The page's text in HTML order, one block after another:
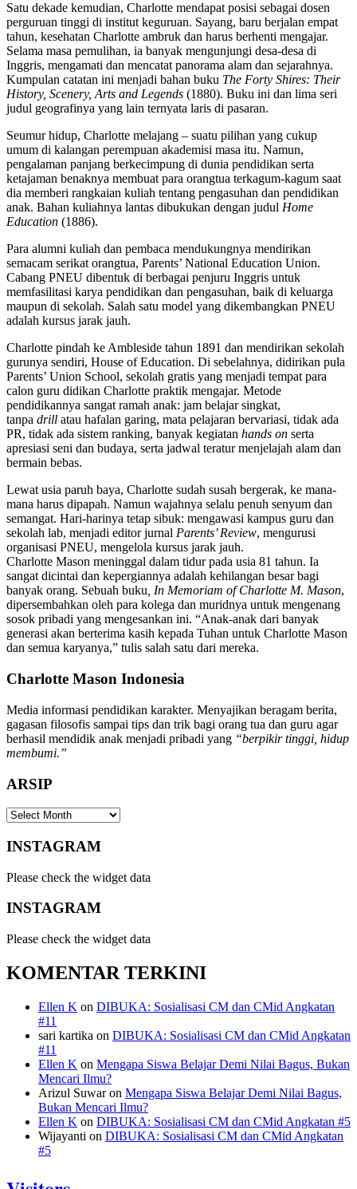
Satu dekade kemudian, Charlotte mendapat posisi sebagai dosen
perguruan tinggi di institut keguruan. Sayang, baru berjalan empat
tahun, kesehatan Charlotte ambruk dan harus berhenti mengajar.
Selama masa pemulihan, ia banyak mengunjungi desa-desa di
Inggris, mengamati dan mencatat panorama alam dan sejarahnya.
Kumpulan catatan ini menjadi bahan buku The Forty Shires: Their
History, Scenery, Arts and Legends (1880). Buku ini dan lima seri
judul geografinya yang lain ternyata laris di pasaran.
Seumur hidup, Charlotte melajang – suatu pilihan yang cukup
umum di kalangan perempuan akademisi masa itu. Namun,
pengalaman panjang berkecimpung di dunia pendidikan serta
ketajaman benaknya membuat para orangtua terkagum-kagum saat
dia memberi rangkaian kuliah tentang pengasuhan dan pendidikan
anak. Bahan kuliahnya lantas dibukukan dengan judul Home
Education (1886).
Para alumni kuliah dan pembaca mendukungnya mendirikan
semacam serikat orangtua, Parents’ National Education Union.
Cabang PNEU dibentuk di berbagai penjuru Inggris untuk
memfasilitasi karya pendidikan dan pengasuhan, baik di keluarga
maupun di sekolah. Salah satu model yang dikembangkan PNEU
adalah kursus jarak jauh.
Charlotte pindah ke Ambleside tahun 1891 dan mendirikan sekolah
gurunya sendiri, House of Education. Di sebelahnya, didirikan pula
Parents’ Union School, sekolah gratis yang menjadi tempat para
calon guru didikan Charlotte praktik mengajar. Metode
pendidikannya sangat ramah anak: jam belajar singkat,
tanpa drill atau hafalan garing, mata pelajaran bervariasi, tidak ada
PR, tidak ada sistem ranking, banyak kegiatan hands on serta
apresiasi seni dan budaya, serta jadwal teratur menjelajah alam dan
bermain bebas.
Lewat usia paruh baya, Charlotte sudah susah bergerak, ke mana-
mana harus dipapah. Namun wajahnya selalu penuh senyum dan
semangat. Hari-harinya tetap sibuk: mengawasi kampus guru dan
sekolah lab, menjadi editor jurnal Parents’ Review, mengurusi
organisasi PNEU, mengelola kursus jarak jauh.
Charlotte Mason meninggal dalam tidur pada usia 81 tahun. Ia
sangat dicintai dan kepergiannya adalah kehilangan besar bagi
banyak orang. Sebuah buku , In Memoriam of Charlotte M. Mason,
dipersembahkan oleh para kolega dan muridnya untuk mengenang
sosok pribadi yang mengesankan ini. “Anak-anak dari banyak
generasi akan berterima kasih kepada Tuhan untuk Charlotte Mason
dan semua karyanya,” tulis salah satu dari mereka.
Charlotte Mason Indonesia
Media informasi pendidikan karakter. Menyajikan beragam berita,
gagasan filosofis sampai tips dan trik bagi orang tua dan guru agar
berhasil mendidik anak menjadi pribadi yang “berpikir tinggi, hidup
membumi.”
ARSIP
ARSIP
INSTAGRAM
Please check the widget data
INSTAGRAM
Please check the widget data
KOMENTAR TERKINI
Ellen K on DIBUKA: Sosialisasi CM dan CMid Angkatan
#11
sari kartika on DIBUKA: Sosialisasi CM dan CMid Angkatan
#11
Ellen K on Mengapa Siswa Belajar Demi Nilai Bagus, Bukan
Mencari Ilmu?
Arizul Suwaron Mengapa Siswa Belajar Demi Nilai Bagus,
Bukan Mencari Ilmu?
Ellen K on DIBUKA: Sosialisasi CM dan CMid Angkatan #5
Wijayanti on DIBUKA: Sosialisasi CM dan CMid Angkatan
#5